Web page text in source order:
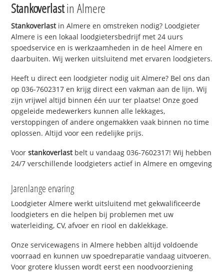
Stankoverlastin Almere
Stankoverlastin Almere en omstreken nodig? Loodgieter
Almere is een lokaal loodgietersbedrijf met 24 uurs
spoedservice en is werkzaamheden in de heel Almere en
daarbuiten. Wij werken uitsluitend met ervaren loodgieters.
Heeft u direct een loodgieter nodig uit Almere? Bel ons dan
op 036-7602317 en krijg direct een vakman aan de lijn. Wij
zijn vrijwel altijd binnen één uur ter plaatse! Onze goed
opgeleide medewerkers kunnen alle lekkages,
verstoppingen of andere ongemakken vaak binnen no time
oplossen. Altijd voor een redelijke prijs.
Voorstankoverlastbelt u vandaag 036-7602317! Wij hebben
24/7 verschillende loodgieters actief in Almere en omgeving
Jarenlange ervaring
Loodgieter Almere werkt uitsluitend met gekwalificeerde
loodgieters en die helpen bij problemen met uw
waterleiding, CV, afvoer en riool en daklekkage.
Onze servicewagens in Almere hebben altijd voldoende
voorraad en kunnen uw spoedreparatie vandaag uitvoeren.
Voor grotere klussen wordt eerst een noodvoorziening